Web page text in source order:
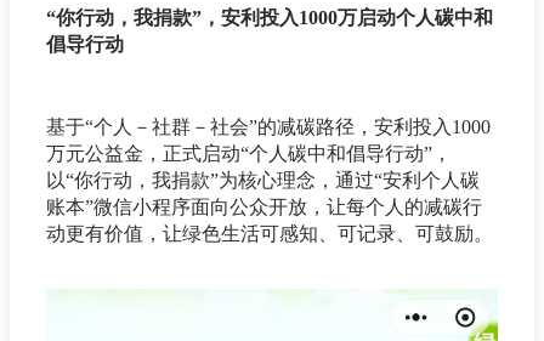
“你行动，我捐款”，安利投入1000万启动个人碳中和
倡导行动
基于“个人－社群－社会”的减碳路径，安利投入1000
万元公益金，正式启动“个人碳中和倡导行动”，
以“你行动，我捐款”为核心理念，通过“安利个人碳
账本”微信小程序面向公众开放，让每个人的减碳行
动更有价值，让绿色生活可感知、可记录、可鼓励。